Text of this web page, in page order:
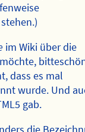
im Wiki über die
dass es mal
wurde. Und
gab.
die